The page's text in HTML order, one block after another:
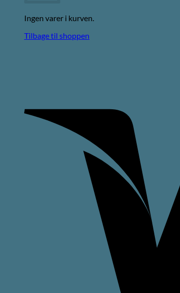
Ingen varer i kurven.
Tilbage til shoppen